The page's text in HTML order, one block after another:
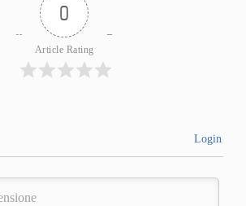
0
Article Rating
Login